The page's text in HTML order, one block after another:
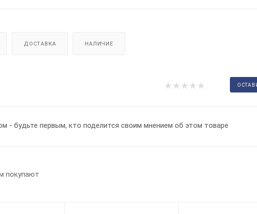
ДОСТАВКА НАЛИЧИЕ
- будьте первым, кто поделится своим мнением об этом товаре
покупают